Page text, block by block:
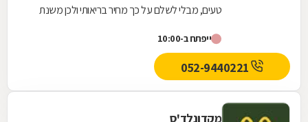
טעים, מבלי לשלם על כך מחיר בריאותי ולכן משנת
מהפכת הבריאות...
ייפתח ב-10:00
מקדונלד'ס